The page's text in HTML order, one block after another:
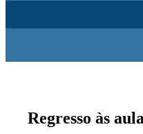
Regresso às